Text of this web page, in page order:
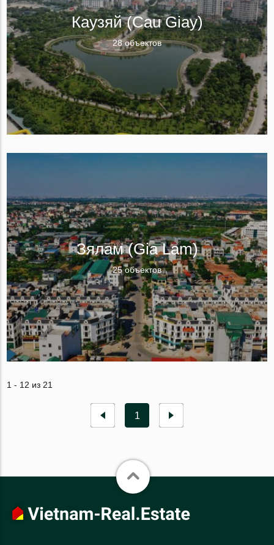
Каузяй (Cau Giay)
28 объектов
Зялам (Gia Lam)
25 объектов
1 - 12 из 21
1